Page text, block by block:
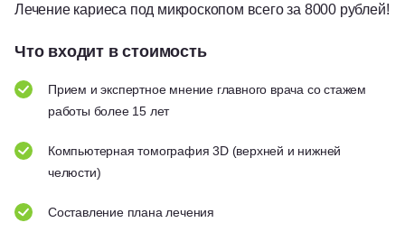
Лечение кариеса под микроскопом всего за 8000 рублей!
Что входит в стоимость
Прием и экспертное мнение главного врача со стажем
работы более 15 лет
Компьютерная томография 3D (верхней и нижней
челюсти)
Составление плана лечения